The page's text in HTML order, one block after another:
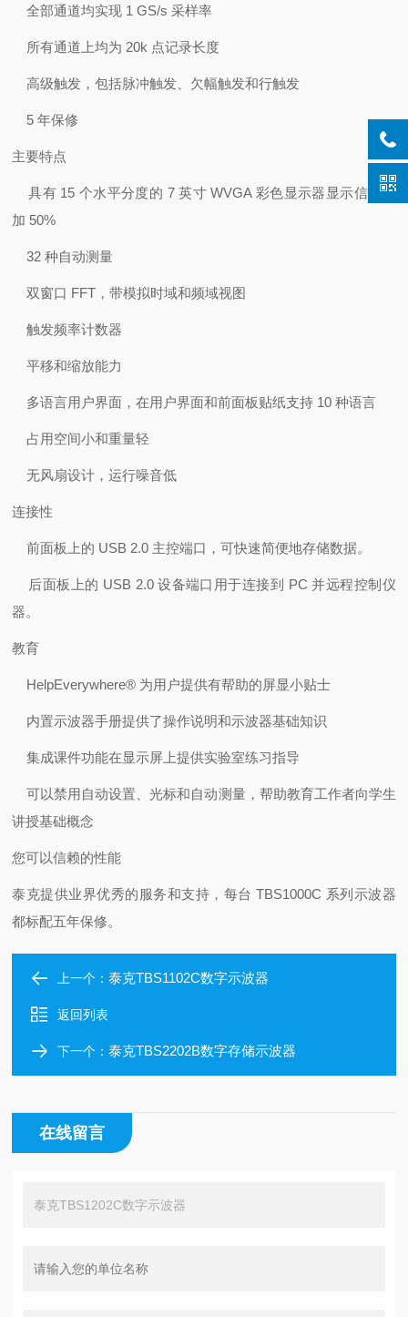
全部通道均实现 1 GS/s 采样率
所有通道上均为 20k 点记录长度
高级触发，包括脉冲触发、欠幅触发和行触发
5 年保修
主要特点
具有 15 个水平分度的 7 英寸 WVGA 彩色显示器显示信号增
加 50%
32 种自动测量
双窗口 FFT，带模拟时域和频域视图
触发频率计数器
平移和缩放能力
多语言用户界面，在用户界面和前面板贴纸支持 10 种语言
占用空间小和重量轻
无风扇设计，运行噪音低
连接性
前面板上的 USB 2.0 主控端口，可快速简便地存储数据。
后面板上的 USB 2.0 设备端口用于连接到 PC 并远程控制仪
器。
教育
HelpEverywhere® 为用户提供有帮助的屏显小贴士
内置示波器手册提供了操作说明和示波器基础知识
集成课件功能在显示屏上提供实验室练习指导
可以禁用自动设置、光标和自动测量，帮助教育工作者向学生
讲授基础概念
您可以信赖的性能
泰克提供业界优秀的服务和支持，每台 TBS1000C 系列示波器
都标配五年保修。
上一个：泰克TBS1102C数字示波器
返回列表
下一个：泰克TBS2202B数字存储示波器
在线留言